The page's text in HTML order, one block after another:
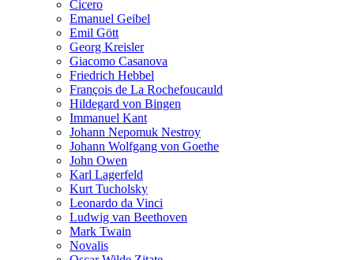
Cicero
Emanuel Geibel
Emil Gött
Georg Kreisler
Giacomo Casanova
Friedrich Hebbel
François de La Rochefoucauld
Hildegard von Bingen
Immanuel Kant
Johann Nepomuk Nestroy
Johann Wolfgang von Goethe
John Owen
Karl Lagerfeld
Kurt Tucholsky
Leonardo da Vinci
Ludwig van Beethoven
Mark Twain
Novalis